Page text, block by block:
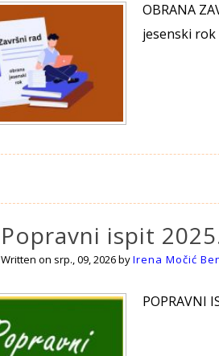
OBRANA
jesenski
Popravni ispit
Written on srp., 09, 2026byIrena Močić
POPRAVNI